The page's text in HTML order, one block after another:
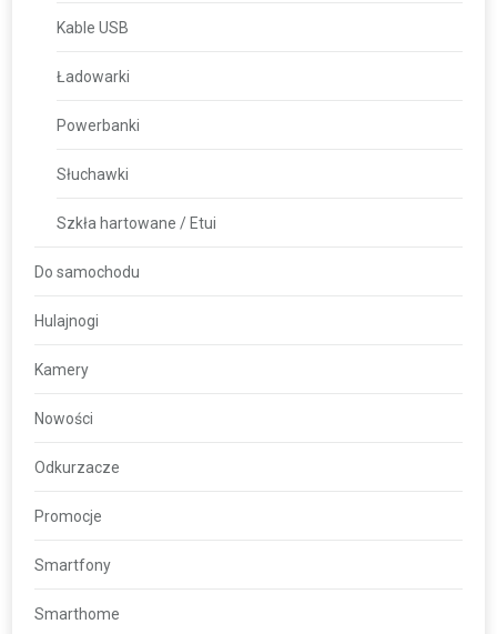
Kable USB
Ładowarki
Powerbanki
Słuchawki
Szkła hartowane / Etui
Do samochodu
Hulajnogi
Kamery
Nowości
Odkurzacze
Promocje
Smartfony
Smarthome